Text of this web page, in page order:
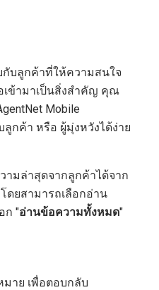
กับลูกค้าที่ให้ความสนใจ
ข้ามาเป็นสิ่งสำคัญ คุณ
Mobile
กค้า หรือ ผู้มุ่งหวังได้ง่าย
มล่าสุดจากลูกค้าได้จาก
ยสามารถเลือกอ่าน
ก "อ่านข้อความทั้งหมด"
มาย เพื่อตอบกลับ